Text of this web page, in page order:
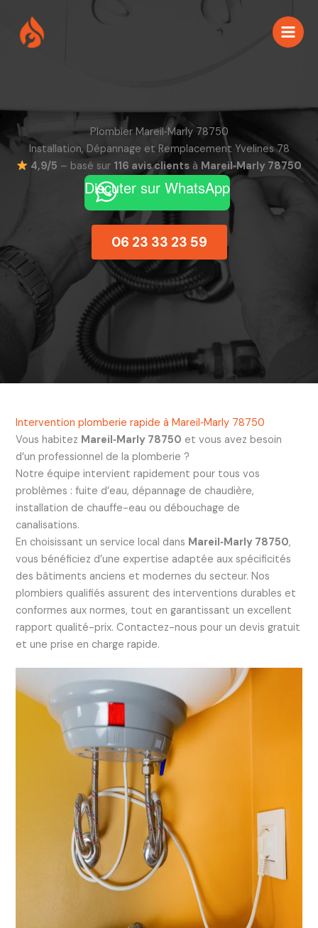
contenu
Plombier Mareil‑Marly 78750
Installation, Dépannage et Remplacement Yvelines 78
4,9/5 – basé sur 116 avis clients à Mareil‑Marly 78750
Discuter sur WhatsApp
06 23 33 23 59
Intervention plomberie rapide à Mareil‑Marly 78750
Vous habitez Mareil‑Marly 78750 et vous avez besoin
d’un professionnel de la plomberie ?
Notre équipe intervient rapidement pour tous vos
problèmes : fuite d’eau, dépannage de chaudière,
installation de chauffe-eau ou débouchage de
canalisations.
En choisissant un service local dans Mareil‑Marly 78750,
vous bénéficiez d’une expertise adaptée aux spécificités
des bâtiments anciens et modernes du secteur. Nos
plombiers qualifiés assurent des interventions durables et
conformes aux normes, tout en garantissant un excellent
rapport qualité-prix. Contactez-nous pour un devis gratuit
et une prise en charge rapide.